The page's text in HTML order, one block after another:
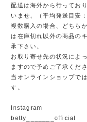
配送は海外から行ってお
いませ。（平均発送目安
複数購入の場合、どちら
は在庫切れ以外の商品の
承下さい。
お取り寄せ先の状況によ
ますので予めご了承くださ
当オンラインショップで
す。
Instagram
betty_______official